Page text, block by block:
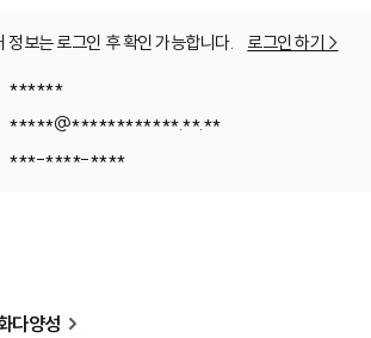
정보는 로그인 후 확인 가능합니다.
로그인 하기 >
******
*****@************.**.**
***-****-****
다양성